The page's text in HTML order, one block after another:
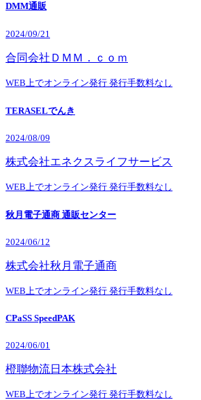
DMM通販
2024/09/21
合同会社ＤＭＭ．ｃｏｍ
WEB上でオンライン発行 発行手数料なし
TERASELでんき
2024/08/09
株式会社エネクスライフサービス
WEB上でオンライン発行 発行手数料なし
秋月電子通商 通販センター
2024/06/12
株式会社秋月電子通商
WEB上でオンライン発行 発行手数料なし
CPaSS SpeedPAK
2024/06/01
橙聯物流日本株式会社
WEB上でオンライン発行 発行手数料なし